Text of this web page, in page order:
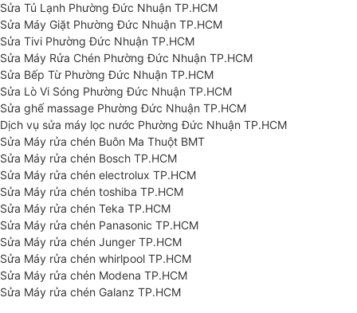
Sửa Tủ Lạnh Phường Đức Nhuận TP.HCM
Sửa Máy Giặt Phường Đức Nhuận TP.HCM
Sửa Tivi Phường Đức Nhuận TP.HCM
Sửa Máy Rửa Chén Phường Đức Nhuận TP.HCM
Sửa Bếp Từ Phường Đức Nhuận TP.HCM
Sửa Lò Vi Sóng Phường Đức Nhuận TP.HCM
Sửa ghế massage Phường Đức Nhuận TP.HCM
Dịch vụ sửa máy lọc nước Phường Đức Nhuận TP.HCM
Sửa Máy rửa chén Buôn Ma Thuột BMT
Sửa Máy rửa chén Bosch TP.HCM
Sửa Máy rửa chén electrolux TP.HCM
Sửa Máy rửa chén toshiba TP.HCM
Sửa Máy rửa chén Teka TP.HCM
Sửa Máy rửa chén Panasonic TP.HCM
Sửa Máy rửa chén Junger TP.HCM
Sửa Máy rửa chén whirlpool TP.HCM
Sửa Máy rửa chén Modena TP.HCM
Sửa Máy rửa chén Galanz TP.HCM